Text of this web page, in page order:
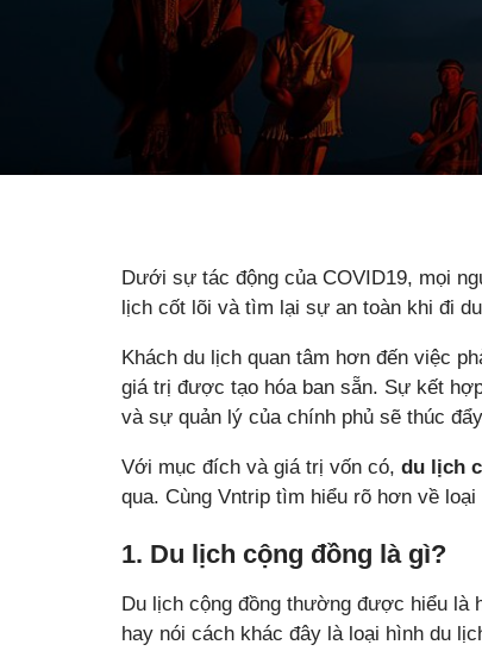
Dưới sự tác động của COVID19, mọi
lịch cốt lõi và tìm lại sự an toàn khi đi
Khách du lịch quan tâm hơn đến việc
giá trị được tạo hóa ban sẵn. Sự kết
và sự quản lý của chính phủ sẽ thúc
Với mục đích và giá trị vốn có, du lịch
qua. Cùng Vntrip tìm hiểu rõ hơn về
1. Du lịch cộng đồng là gì?
Du lịch cộng đồng thường được hiểu là
hay nói cách khác đây là loại hình du